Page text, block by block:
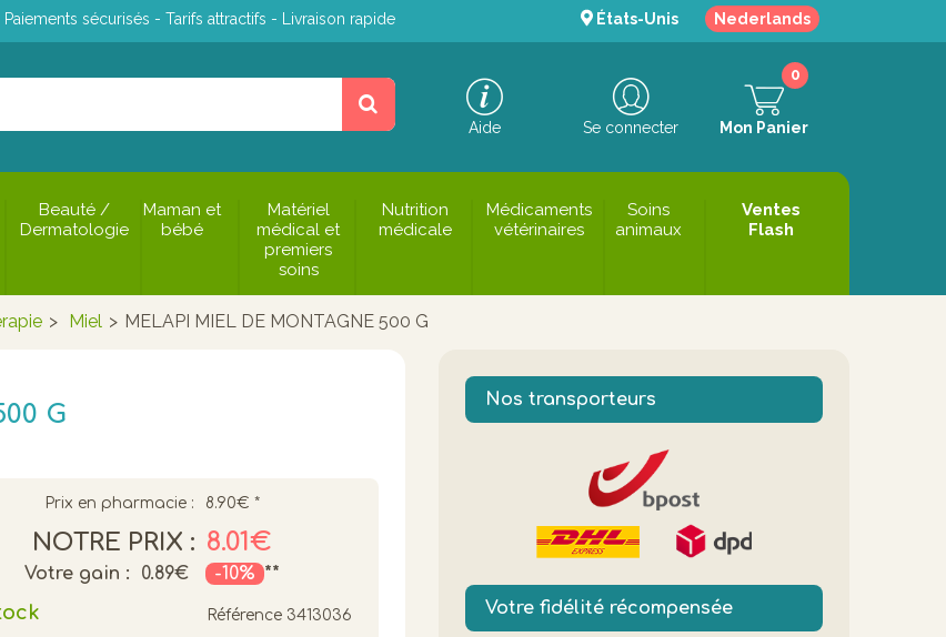
Paiements sécurisés - Tarifs attractifs - Livraison rapide États-Unis Nederlands
Aide Se connecter Mon Panier
0
Beauté /
Dermatologie
Maman et
bébé
Matériel
médical et
premiers
soins
Nutrition
médicale
Médicaments
vétérinaires
Soins
animaux
Ventes
Flash
> Miel > MELAPI MIEL DE MONTAGNE 500 G
G
Prix en pharmacie : 8.90€ *
NOTRE PRIX : 8.01€
Votre gain : 0.89€ -10% **
Référence 3413036
Nos transporteurs
Votre fidélité récompensée